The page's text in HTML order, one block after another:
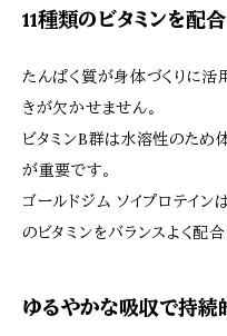
11種類のビタミンを配合
たんぱく質が身体づくりに活
きが欠かせません。
ビタミンB群は水溶性のため
が重要です。
ゴールドジム ソイプロテイン
のビタミンをバランスよく配
ゆるやかな吸収で持続